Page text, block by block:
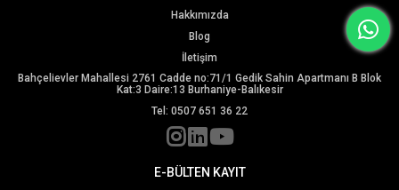
Hakkımızda
Blog
İletişim
Bahçelievler Mahallesi 2761 Cadde no:71/1 Gedik Sahin Apartmanı B Blok
Kat:3 Daire:13 Burhaniye-Balıkesir
Tel: 0507 651 36 22
E-BÜLTEN KAYIT